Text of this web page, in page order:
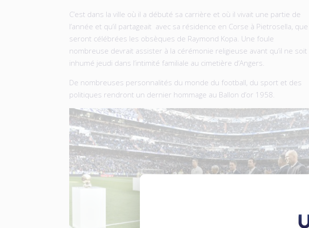
C’est dans la ville où il a débuté sa carrière et où il vivait une partie de
l’année et qu’il partageait avec sa résidence en Corse à Pietrosella, que
seront célébrées les obsèques de Raymond Kopa. Une foule
nombreuse devrait assister à la cérémonie religieuse avant qu’il ne soit
inhumé jeudi dans l’intimité familiale au cimetière d’Angers.
De nombreuses personnalités du monde du football, du sport et des
politiques rendront un dernier hommage au Ballon d’or 1958.